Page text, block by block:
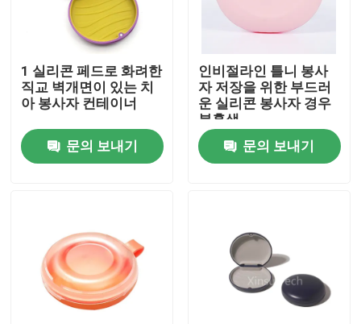
공장 여행
연락주세요
인용문을 요구하세요
치아 리테이너 박스
치아 틀니 박스
1 실리콘 페드로 화려한
직교 벽개면이 있는 치
아 봉사자 컨테이너
문의 보내기
인비절라인 틀니 봉사
자 저장을 위한 부드러
운 실리콘 봉사자 경우
분홍색
문의 보내기